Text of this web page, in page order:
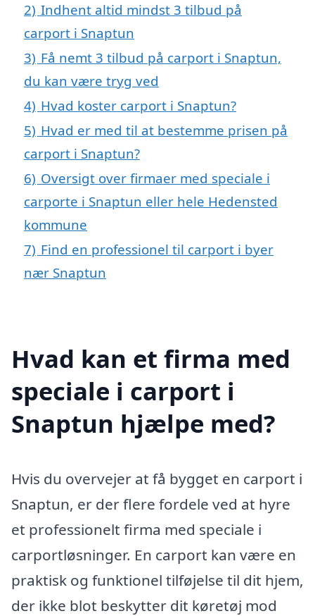
2) Indhent altid mindst 3 tilbud på
carport i Snaptun
3) Få nemt 3 tilbud på carport i Snaptun,
du kan være tryg ved
4) Hvad koster carport i Snaptun?
5) Hvad er med til at bestemme prisen på
carport i Snaptun?
6) Oversigt over firmaer med speciale i
carporte i Snaptun eller hele Hedensted
kommune
7) Find en professionel til carport i byer
nær Snaptun
Hvad kan et firma med
speciale i carport i
Snaptun hjælpe med?
Hvis du overvejer at få bygget en carport i
Snaptun, er der flere fordele ved at hyre
et professionelt firma med speciale i
carportløsninger. En carport kan være en
praktisk og funktionel tilføjelse til dit hjem,
der ikke blot beskytter dit køretøj mod